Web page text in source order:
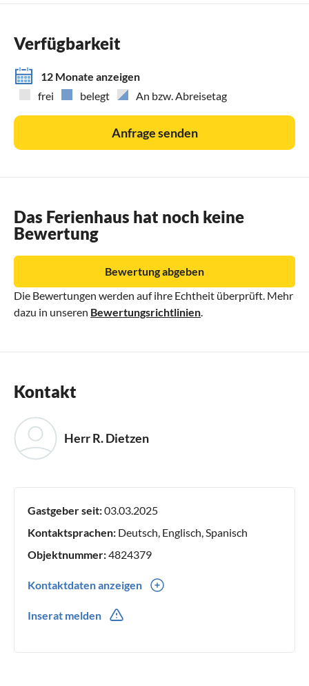
Verfügbarkeit
12 Monate anzeigen
frei
belegt An bzw. Abreisetag
Anfrage senden
Das Ferienhaus hat noch keine
Bewertung
Die Bewertungen werden auf ihre Echtheit überprüft. Mehr
dazu in unseren Bewertungsrichtlinien
Bewertung abgeben
Kontakt
Herr R. Dietzen
Gastgeber seit:03.03.2025
Kontaktsprachen: Deutsch, Englisch, Spanisch
Objektnummer:4824379
Kontaktdaten anzeigen
Inserat melden